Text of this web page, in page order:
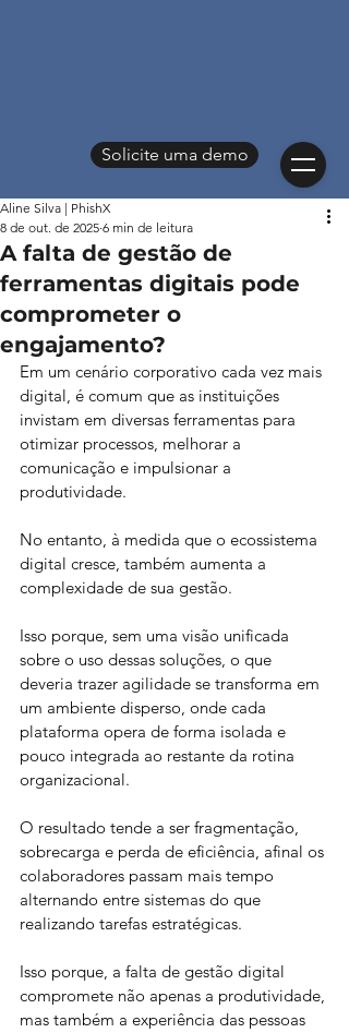
Solicite uma demo
A falta de gestão de
ferramentas digitais pode
comprometer o
engajamento?
Aline Silva | PhishX
8 de out. de 2025 6 min de leitura
Em um cenário corporativo cada vez mais
digital, é comum que as instituições
invistam em diversas ferramentas para
otimizar processos, melhorar a
comunicação e impulsionar a
produtividade.
No entanto, à medida que o ecossistema
digital cresce, também aumenta a
complexidade de sua gestão.
Isso porque, sem uma visão unificada
sobre o uso dessas soluções, o que
deveria trazer agilidade se transforma em
um ambiente disperso, onde cada
plataforma opera de forma isolada e
pouco integrada ao restante da rotina
organizacional.
O resultado tende a ser fragmentação,
sobrecarga e perda de eficiência, afinal os
colaboradores passam mais tempo
alternando entre sistemas do que
realizando tarefas estratégicas.
Isso porque, a falta de gestão digital
compromete não apenas a produtividade,
mas também a experiência das pessoas